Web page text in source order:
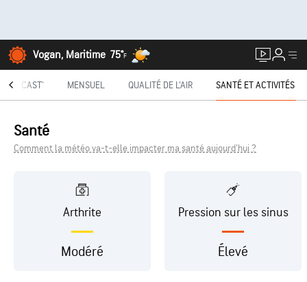
Vogan, Maritime 75°F
MENSUEL QUALITÉ DE L'AIR SANTÉ ET ACTIVITÉS
Santé
Comment la météo va-t-elle impacter ma santé aujourd'hui ?
Arthrite
Modéré
Pression sur les sinus
Élevé